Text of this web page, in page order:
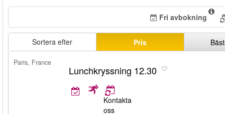
Fri avbokning
Sortera efter Pris
Paris, France
Lunchkryssning 12.30
Kontakta
oss